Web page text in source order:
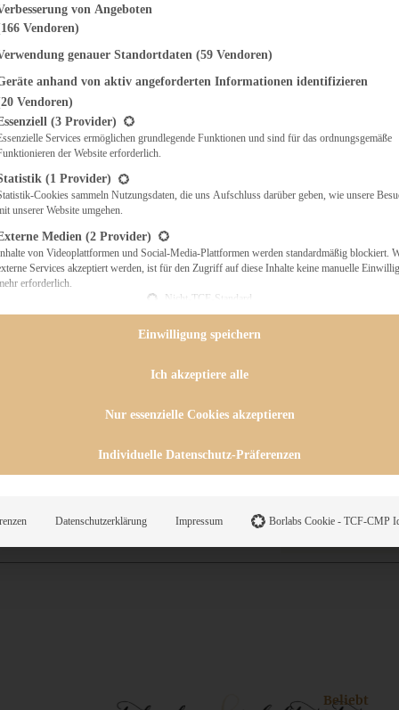
& QUICHES
Beliebt
von Angeboten
Vendoren)
genauer Standortdaten (59 Vendoren)
anhand von aktiv angeforderten Informationen identifizieren
Vendoren)
eine Liste der Service-Gruppen, für die eine Einwilligung erteilt werden
(3 Provider)
Services ermöglichen grundlegende Funktionen und sind für das ordnungsgemäße
der Website erforderlich.
(1 Provider)
Cookies sammeln Nutzungsdaten, die uns Aufschluss darüber geben, wie unsere
unserer Website umgehen.
Medien (2 Provider)
von Videoplattformen und Social-Media-Plattformen werden standardmäßig blockiert.
Services akzeptiert werden, ist für den Zugriff auf diese Inhalte keine manuelle
erforderlich.
Nicht-TCF-Standard
Einwilligung speichern
Ich akzeptiere alle
Nur essenzielle Cookies akzeptieren
Individuelle Datenschutz-Präferenzen
Datenschutzerklärung Impressum Borlabs Cookie - TCF-CMP